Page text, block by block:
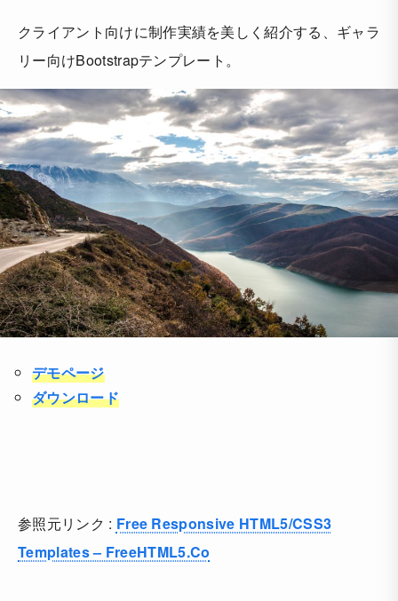
クライアント向けに制作実績を美しく紹介する、ギャラ
リー向けBootstrapテンプレート。
デモページ
ダウンロード
参照元リンク : Free Responsive HTML5/CSS3
Templates – FreeHTML5.Co